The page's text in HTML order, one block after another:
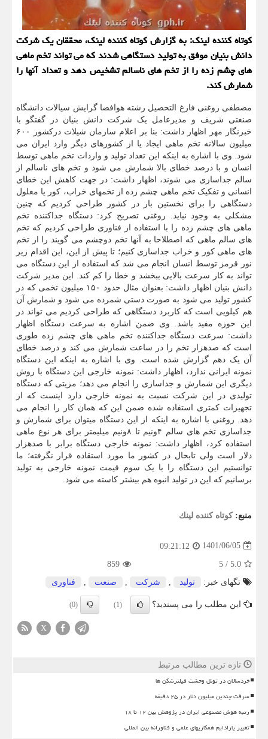
کوتاه کننده لینک: به گزارش کوتاه کننده لینک، محققان یک شرکت
دانش بنیان موفق به تولید دستگاهی شدند که می تواند تخم ماهی
های چشم زده را از تخم های ناسالم تشخیص دهد و تعداد آنها را
شمارش کند.
مصطفی روغنی فارغ التحصیل رشته هوافضا گرایش سیالات دانشگاه
صنعتی شریف و مدیرعامل یک شرکت دانش بنیان در گفتگو با
خبرنگار مهر اظهار داشت: بنا بر اعلام سازمان شیلات درکشور ۶۰۰
میلیون سالانه تخم ماهی ایجاد یا از کشورهای دیگر وارد ایران می
شود. وی با اشاره به اینکه این تعداد تولید و واردات تخم ماهی توسط
انسان و با درصد خطای بالا شمارش می شود و تخم های ناسالم از
سالم جداسازی می شوند، اظهار داشت: در جهت کاهش این خطای
انسانی و تفکیک تخم ماهی چشم زده از تخمهای خراب، کور یا معلول
دستگاهی را برای نخستین بار در کشور طراحی کردیم که چنین
مشکلی به وجود نیاید. روغنی تصریح کرد: دستگاه جداکننده تخم
ماهی های چشم زده را با استفاده از فناوری طراحی کردیم که تخم
های سالم ماهی که اصطلاحا به آنها تخم دوچشم می گویند را از تخم
های ماهی کور و خراب جداسازی کنیم؛ تا پیش از این، این اقدام زیر
نور قرمز توسط انسان انجام می شد که استفاده از این دستگاه می
تواند به کار سرعت بالایی ببخشد و خطا را کم کند. این مدیر شرکت
دانش بنیان اظهار داشت: بعنوان مثال حدود ۱۵۰ میلیون تخمی که در
کشور تولید می شود به صورت دستی شمرده می شود و شمارش آن
هم کیلویی است که کاربرد دستگاهی که طراحی کردیم می تواند در
این حوزه مفید باشد. وی ضمن اشاره به سرعت دستگاه اظهار
داشت: سرعت دستگاه جداکننده تخم ماهی های چشم زده طوری
است که صدهزار تخم را در ساعت شمارش می کند و درصد خطای
آن یک دهم گزارش شده است. وی با اشاره به اینکه این دستگاه
نمونه ایرانی ندارد، اظهار داشت: نمونه خارجی این دستگاه با روش
دیگری این شمارش و جداسازی را انجام می دهد؛ مزیتی که دستگاه
تولیدی در این شرکت نسبت به نمونه خارجی دارد اینست که از
تجهیزات کمتری استفاده شده ضمن این که همان کار را انجام می
دهد. روغنی با اشاره به اینکه از این دستگاه میتوان برای شمارش و
جداسازی تخم های سالم ۴ونیم تا ۸ونیم میلیمتر برای هر نوع ماهی
استفاده کرد، اظهار داشت: نمونه خارجی دستگاه برابر با صدهزار
دلار است ولی تابحال در کشور ما مورد استقاده قرار نگرفته؛ ما
توانستیم این دستگاه را با یک سوم قیمت نمونه خارجی به تولید
برسانیم که این در تولید انبوه هم بیشتر کاسته می شود.
منبع: كوتاه كننده لینك
1401/06/05
09:21:12
5.0
/
5
859
تگهای خبر:
تولید شركت صنعت فناوری
این مطلب را می پسندید؟ (1)
(0)
X
تازه ترین مطالب مرتبط
خردسالان در تونل وحشت فیلترشکن ها
سرقت چندین میلیون دلار در ۲۵ دقیقه
رتبه هوش مصنوعی ایران در پژوهش بین ۱۲ تا ۱۸
تغییر پارادایم همکاریهای علمی و فناورانه بین المللی